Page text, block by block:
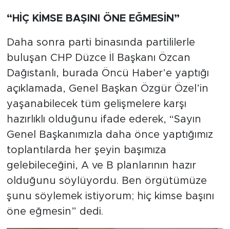
“HİÇ KİMSE BAŞINI ÖNE EĞMESİN”
Daha sonra parti binasında partililerle
buluşan CHP Düzce İl Başkanı Özcan
Dağıstanlı, burada Öncü Haber’e yaptığı
açıklamada, Genel Başkan Özgür Özel’in
yaşanabilecek tüm gelişmelere karşı
hazırlıklı olduğunu ifade ederek, “Sayın
Genel Başkanımızla daha önce yaptığımız
toplantılarda her şeyin başımıza
gelebileceğini, A ve B planlarının hazır
olduğunu söylüyordu. Ben örgütümüze
şunu söylemek istiyorum; hiç kimse başını
öne eğmesin” dedi.